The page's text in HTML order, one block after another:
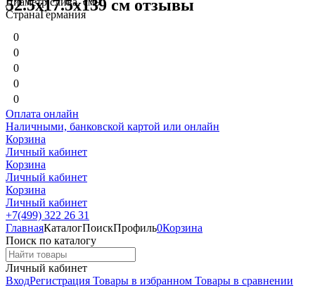
СтранаГермания
52.5x17.5x139 см отзывы
0
0
0
0
0
Оплата онлайн
Наличными, банковской картой или онлайн
Корзина
Личный кабинет
Корзина
Личный кабинет
Корзина
Личный кабинет
+7(499) 322 26 31
ГлавнаяКаталогПоискПрофиль0Корзина
Поиск по каталогу
Личный кабинет
ВходРегистрация Товары в избранном Товары в сравнении